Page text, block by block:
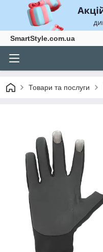
SmartStyle.com.ua
Товари та послуги